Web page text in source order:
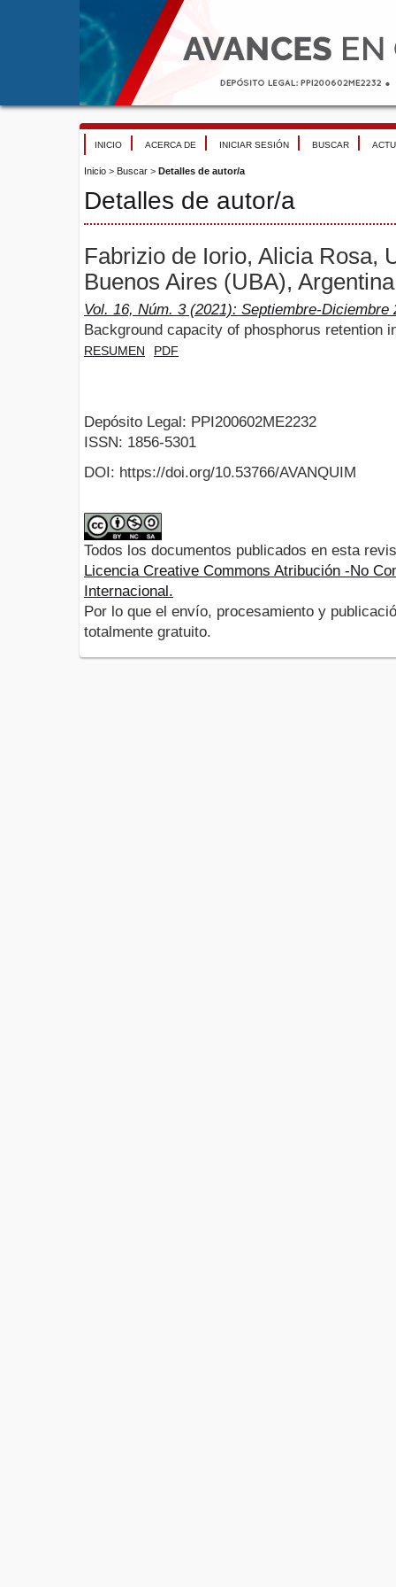
INICIO ACERCA DE INICIAR SESIÓN BUSCAR
Inicio > Buscar > Detalles de autor/a
Detalles de autor/a
Fabrizio de Iorio, Alicia Rosa,
Buenos Aires (UBA), Argentina
Vol. 16, Núm. 3 (2021): Septiembre-Diciembre
Background capacity of phosphorus retention
RESUMEN PDF
Depósito Legal: PPI200602ME2232
ISSN: 1856-5301
DOI: https://doi.org/10.53766/AVANQUIM
Todos los documentos publicados en esta
Licencia Creative Commons Atribución -No
Internacional.
Por lo que el envío, procesamiento y
totalmente gratuito.